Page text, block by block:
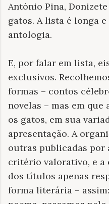
António Pina,
gatos. A lista é longa
antologia.
E, por falar em lista,
exclusivos.
formas – contos
novelas – mas em
os gatos, em sua
apresentação. A
outras publicadas por
critério valorativo, e a
dos títulos apenas
forma literária –